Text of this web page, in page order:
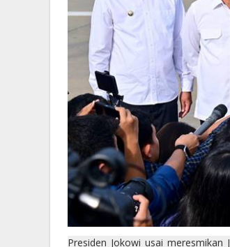
Presiden Jokowi usai